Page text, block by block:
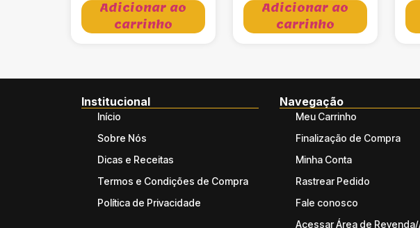
Adicionar ao
carrinho
Adicionar ao
carrinho
Institucional
Início
Sobre Nós
Dicas e Receitas
Termos e Condições de Compra
Política de Privacidade
Navegação
Meu Carrinho
Finalização de Compra
Minha Conta
Rastrear Pedido
Fale conosco
Acessar Área de